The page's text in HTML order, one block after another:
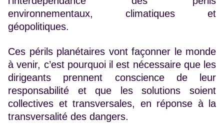
environnementaux, climatiques et
géopolitiques.
Ces périls planétaires vont façonner le monde
à venir, c’est pourquoi il est nécessaire que les
dirigeants prennent conscience de leur
responsabilité et que les solutions soient
collectives et transversales, en réponse à la
transversalité des dangers.